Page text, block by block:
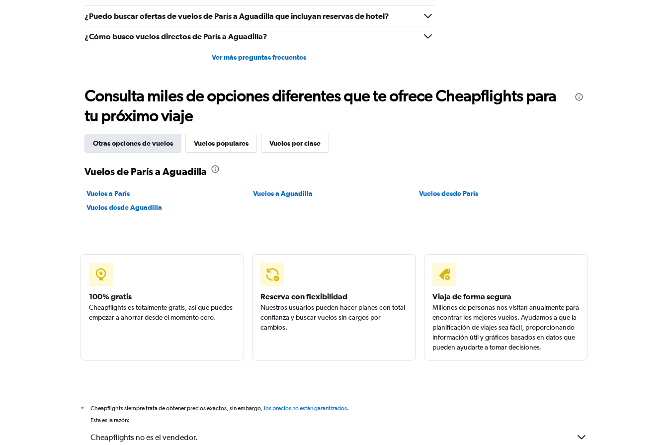
¿Puedo buscar ofertas de vuelos de París a Aguadilla que incluyan reservas de hotel?
¿Cómo busco vuelos directos de París a Aguadilla?
Ver más preguntas frecuentes
Consulta miles de opciones diferentes que te ofrece Cheapflights para
tu próximo viaje
Otras opciones de vuelos Vuelos populares Vuelos por clase
Vuelos de París a Aguadilla
Vuelos a París Vuelos a Aguadilla
Vuelos desde París
Vuelos desde Aguadilla
100% gratis
Cheapflights es totalmente gratis, así que puedes
empezar a ahorrar desde el momento cero.
Reserva con flexibilidad
Nuestros usuarios pueden hacer planes con total
confianza y buscar vuelos sin cargos por
cambios.
Viaja de forma segura
Millones de personas nos visitan anualmente para
encontrar los mejores vuelos. Ayudamos a que la
planificación de viajes sea fácil, proporcionando
información útil y gráficos basados en datos que
pueden ayudarte a tomar decisiones.
* Cheapflights siempre trata de obtener precios exactos, sin embargo, los precios no están garantizados.
Esta es la razón:
Cheapflights no es el vendedor.